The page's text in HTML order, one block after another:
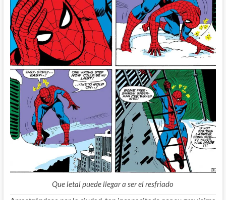
Que letal puede llegar a ser el resfriado